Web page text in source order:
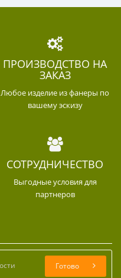
ПРОИЗВОДСТВО НА
ЗАКАЗ
Любое изделие из фанеры по
вашему эскизу
СОТРУДНИЧЕСТВО
Выгодные условия для
партнеров
Готово